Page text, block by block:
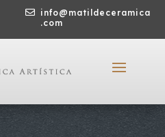

info@matildeceramica
.com